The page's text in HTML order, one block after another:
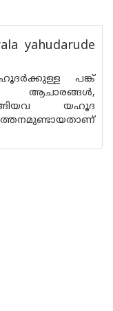
yahudarude
പങ്ക്
ആചാരങ്ങള്‍,
യഹൂദ